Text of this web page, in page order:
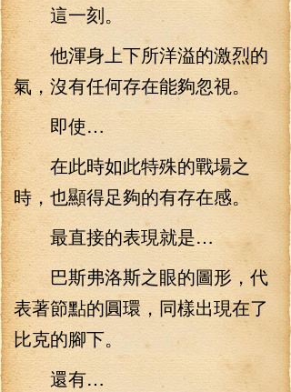
這一刻。
他渾身上下所洋溢的激烈的
氣，沒有任何存在能夠忽視。
即使…
在此時如此特殊的戰場之
時，也顯得足夠的有存在感。
最直接的表現就是…
巴斯弗洛斯之眼的圖形，代
表著節點的圓環，同樣出現在了
比克的腳下。
還有…